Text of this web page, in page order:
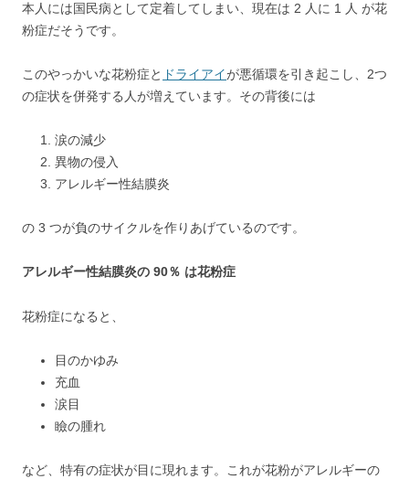
本人には国民病として定着してしまい、現在は 2 人に 1 人 が花
粉症だそうです。
このやっかいな花粉症と ドライアイが悪循環を引き起こし、2つ
の症状を併発する人が増えています。その背後には
涙の減少
異物の侵入
アレルギー性結膜炎
の 3 つが負のサイクルを作りあげているのです。
アレルギー性結膜炎の 90％ は花粉症
花粉症になると、
目のかゆみ
充血
涙目
瞼の腫れ
など、特有の症状が目に現れます。これが花粉がアレルギーの